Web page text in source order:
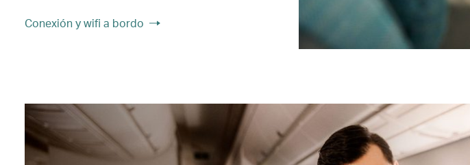
Conexión y wifi a bordo